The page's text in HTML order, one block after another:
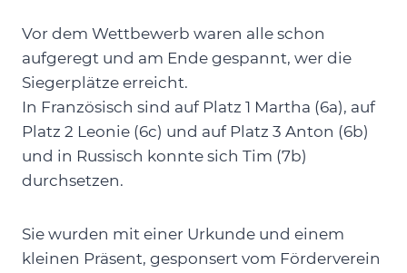
Vor dem Wettbewerb waren alle schon
aufgeregt und am Ende gespannt, wer die
Siegerplätze erreicht.
In Französisch sind auf Platz 1 Martha (6a), auf
Platz 2 Leonie (6c) und auf Platz 3 Anton (6b)
und in Russisch konnte sich Tim (7b)
durchsetzen.
Sie wurden mit einer Urkunde und einem
kleinen Präsent, gesponsert vom Förderverein